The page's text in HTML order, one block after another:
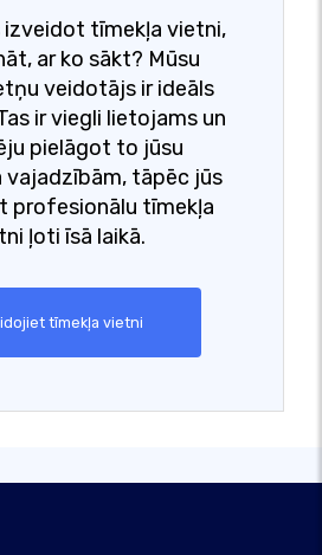
izveidot tīmekļa vietni,
ar ko sākt? Mūsu
veidotājs ir ideāls
ir viegli lietojams un
pielāgot to jūsu
vajadzībām, tāpēc jūs
profesionālu tīmekļa
ļoti īsā laikā.
tīmekļa vietni